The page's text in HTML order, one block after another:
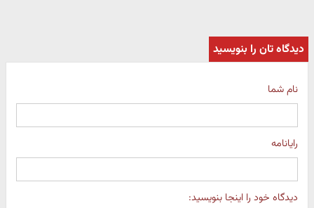
دیدگاه تان را بنویسید
نام شما
رایانامه
دیدگاه خود را اینجا بنویسید: